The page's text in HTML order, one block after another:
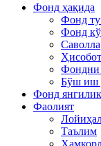
Фонд ҳақида
Фонд
Фонд
Фондни
Бўш иш
Фонд
Фаолият
Таълим